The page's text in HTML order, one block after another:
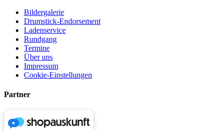
Bildergalerie
Drumstick-Endorsement
Ladenservice
Rundgang
Termine
Über uns
Impressum
Cookie-Einstellungen
Partner